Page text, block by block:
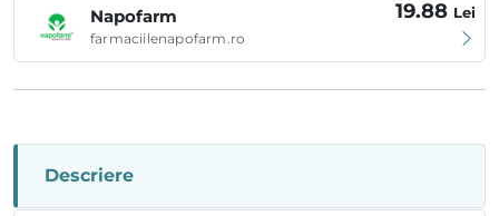
Napofarm
farmaciilenapofarm.ro
19.88 Lei
Descriere